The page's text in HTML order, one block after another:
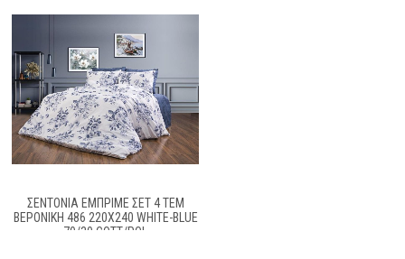
ΣΕΝΤΌΝΙΑ ΕΜΠΡΙΜΈ ΣΕΤ 4 ΤΕΜ
ΒΕΡΟΝΊΚΗ 486 220X240 WHITE-BLUE
70/30 COTT/POL